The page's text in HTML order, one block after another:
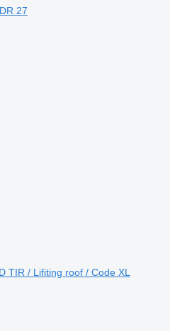
27
TIR / Lifiting roof / Code XL